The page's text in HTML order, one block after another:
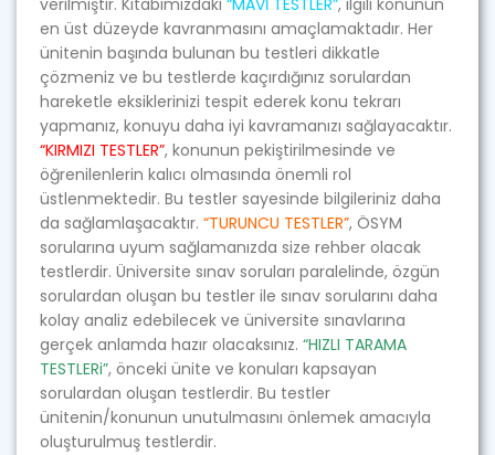
verilmiştir. Kitabımızdaki “MAVİ TESTLER”, ilgili konunun
en üst düzeyde kavranmasını amaçlamaktadır. Her
ünitenin başında bulunan bu testleri dikkatle
çözmeniz ve bu testlerde kaçırdığınız sorulardan
hareketle eksiklerinizi tespit ederek konu tekrarı
yapmanız, konuyu daha iyi kavramanızı sağlayacaktır.
“KIRMIZI TESTLER”, konunun pekiştirilmesinde ve
öğrenilenlerin kalıcı olmasında önemli rol
üstlenmektedir. Bu testler sayesinde bilgileriniz daha
da sağlamlaşacaktır. “TURUNCU TESTLER”, ÖSYM
sorularına uyum sağlamanızda size rehber olacak
testlerdir. Üniversite sınav soruları paralelinde, özgün
sorulardan oluşan bu testler ile sınav sorularını daha
kolay analiz edebilecek ve üniversite sınavlarına
gerçek anlamda hazır olacaksınız. “HIZLI TARAMA
TESTLERi”, önceki ünite ve konuları kapsayan
sorulardan oluşan testlerdir. Bu testler
ünitenin/konunun unutulmasını önlemek amacıyla
oluşturulmuş testlerdir.